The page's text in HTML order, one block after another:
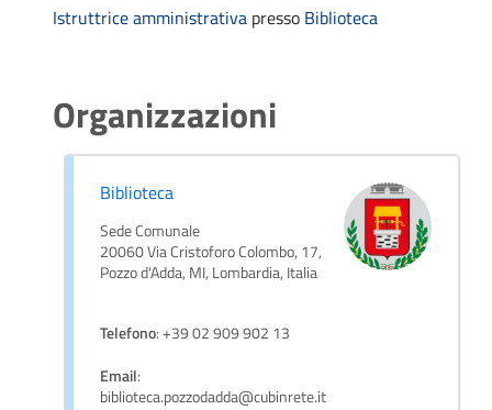
Istruttrice amministrativa presso Biblioteca
Organizzazioni
Biblioteca
Sede Comunale
20060 Via Cristoforo Colombo, 17,
Pozzo d'Adda, MI, Lombardia, Italia
Telefono: +39 02 909 902 13
Email:
biblioteca.pozzodadda@cubinrete.it